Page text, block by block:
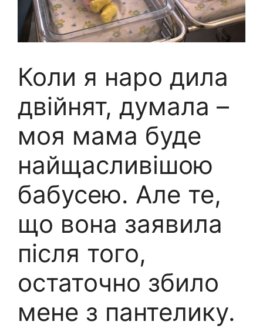
Коли я наро дила
двійнят, думала –
моя мама буде
найщасливішою
бабусею. Але те,
що вона заявила
після того,
остаточно збило
мене з пантелику.